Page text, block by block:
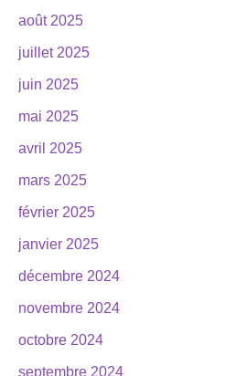
août 2025
juillet 2025
juin 2025
mai 2025
avril 2025
mars 2025
février 2025
janvier 2025
décembre 2024
novembre 2024
octobre 2024
septembre 2024